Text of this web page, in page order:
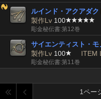
ルインド・アクアダ
製作Lv 100
彫金秘伝書:第12巻
サイエンティスト・モ
製作Lv 100 ITEM
彫金秘伝書:第11巻
1ペー